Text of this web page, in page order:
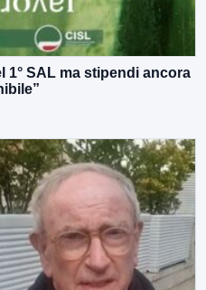
1° SAL ma stipendi ancora